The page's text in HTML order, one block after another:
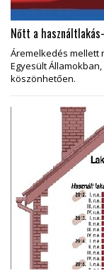
Nőtt a
Áremelkedés mellett
Egyesült
köszönhetően.